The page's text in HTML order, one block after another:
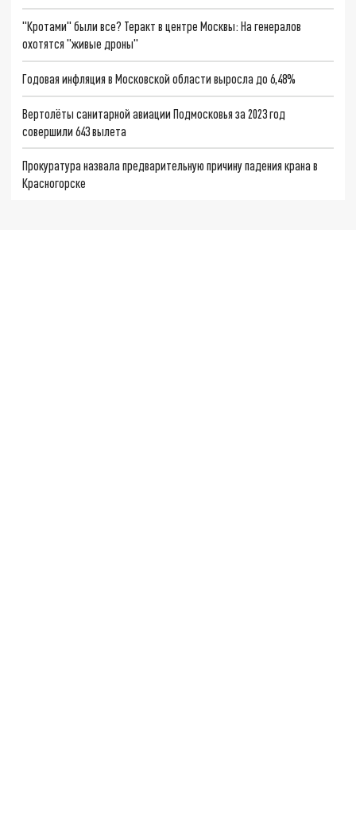
"Кротами" были все? Теракт в центре Москвы: На генералов
охотятся "живые дроны"
Годовая инфляция в Московской области выросла до 6,48%
Вертолёты санитарной авиации Подмосковья за 2023 год
совершили 643 вылета
Прокуратура назвала предварительную причину падения крана в
Красногорске